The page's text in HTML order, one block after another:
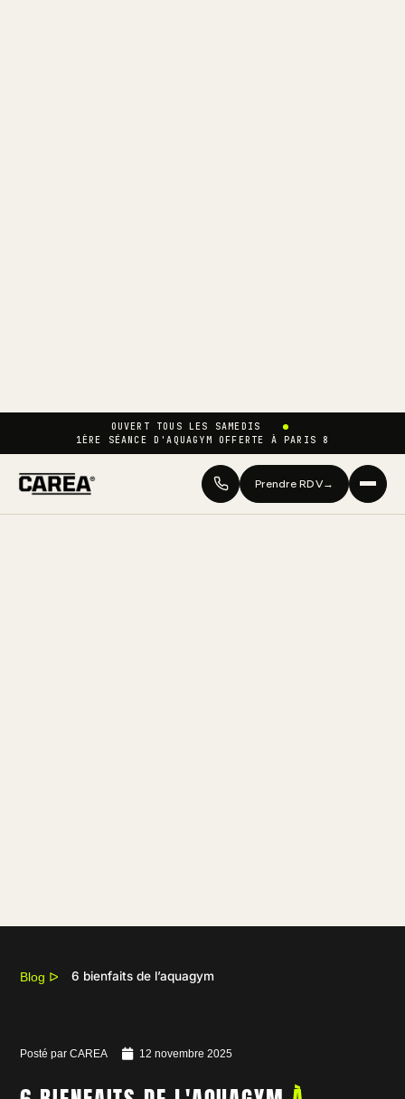
OUVERT TOUS LES SAMEDIS
1ÈRE SÉANCE D'AQUAGYM OFFERTE À PARIS 8
Prendre RDV→
Blog ᐅ 6 bienfaits de l’aquagym
Posté par CAREA 12 novembre 2025